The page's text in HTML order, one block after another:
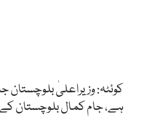
کوئٹہ: وزیراعلیٰ
ہے، جام کمال بلوچستان کے 16 ویں وزیراعلیٰ